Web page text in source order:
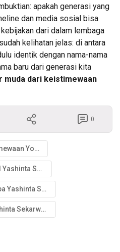
apakah generasi yang
dan media sosial bisa
dari dalam lembaga
kelihatan jelas: di antara
identik dengan nama-nama
baru dari generasi kita
muda dari keistimewaan
0
keistimewaan Yogyakarta
Profil Yashinta Sekarwangi
Siapa Yashinta Sekarwangi
Yashinta Sekarwangi Jogja